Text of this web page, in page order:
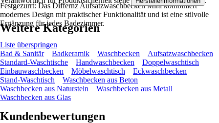
Festgezurrt: Das Differnz Aufsatzwaschbecken Mira kombiniert
modernes Design mit praktischer Funktionalität und ist eine stilvolle
Ergänzung für jedes Badezimmer.
Weitere Kategorien
Liste überspringen
Bad & Sanitär
Badkeramik Waschbecken
Aufsatzwaschbecken
Standard-Waschtische
Handwaschbecken
Doppelwaschtisch
Einbauwaschbecken
Möbelwaschtisch
Eckwaschbecken
Stand-Waschtisch
Waschbecken aus Beton
Waschbecken aus Naturstein
Waschbecken aus Metall
Waschbecken aus Glas
Kundenbewertungen